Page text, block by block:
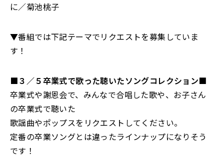
に／菊池桃子
▼番組では下記テーマでリクエストを募集していま
す！
■３／５卒業式で歌った聴いたソングコレクション■
卒業式や謝恩会で、みんなで合唱した歌や、お子さん
の卒業式で聴いた
歌謡曲やポップスをリクエストしてください。
定番の卒業ソングとは違ったラインナップになりそう
です！